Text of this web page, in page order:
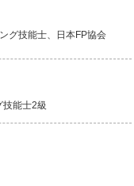
グ技能士、日本FP協会
技能士2級